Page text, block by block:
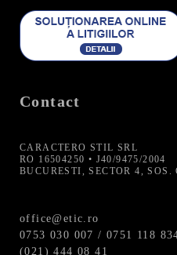
Contact
CARACTERO STIL SRL
RO 16504250 • J40/9475/2004
BUCURESTI, SECTOR 4,
office@etic.ro
0753 030 007 / 0751 118
(021) 444 08 41